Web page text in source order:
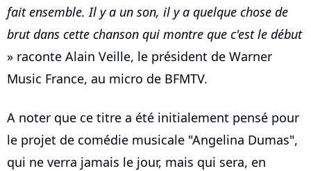
fait ensemble. Il y a un son, il y a quelque chose de
brut dans cette chanson qui montre que c'est le début
» raconte Alain Veille, le président de Warner
Music France, au micro de BFMTV.
A noter que ce titre a été initialement pensé pour
le projet de comédie musicale "Angelina Dumas",
qui ne verra jamais le jour, mais qui sera, en